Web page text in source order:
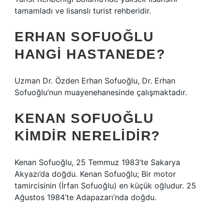
tamamladı ve lisanslı turist rehberidir.
ERHAN SOFUOĞLU
HANGI HASTANEDE?
Uzman Dr. Özden Erhan Sofuoğlu, Dr. Erhan
Sofuoğlu’nun muayenehanesinde çalışmaktadır.
KENAN SOFUOĞLU
KIMDIR NERELIDIR?
Kenan Sofuoğlu, 25 Temmuz 1983’te Sakarya
Akyazı’da doğdu. Kenan Sofuoğlu; Bir motor
tamircisinin (İrfan Sofuoğlu) en küçük oğludur. 25
Ağustos 1984’te Adapazarı’nda doğdu.